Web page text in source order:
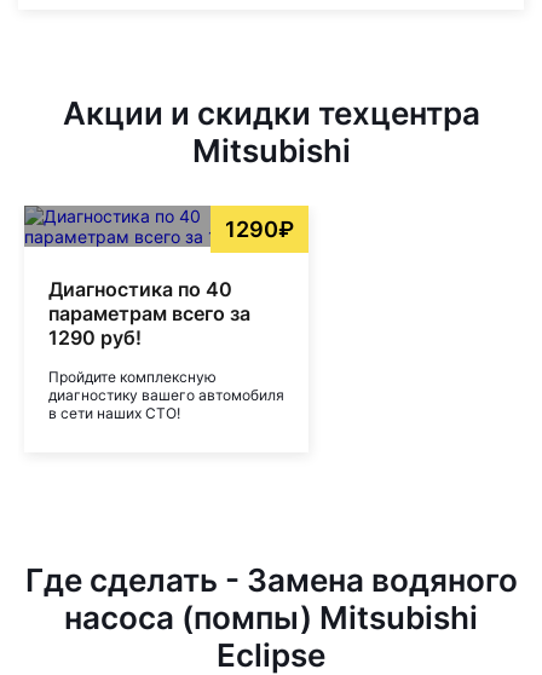
Акции и скидки техцентра
Mitsubishi
1290₽
Диагностика по 40
параметрам всего за
1290 руб!
Пройдите комплексную
диагностику вашего автомобиля
в сети наших СТО!
Где сделать - Замена водяного
насоса (помпы) Mitsubishi
Eclipse